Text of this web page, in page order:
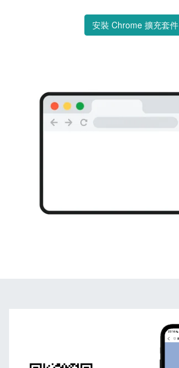
安裝 Chrome 擴充套件